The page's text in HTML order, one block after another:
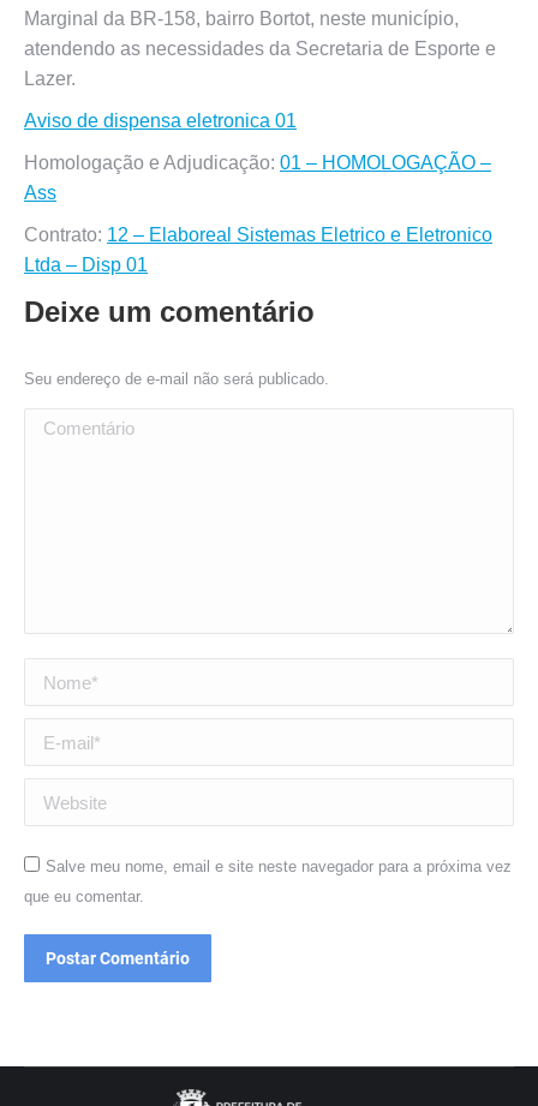
Marginal da BR-158, bairro Bortot, neste município,
atendendo as necessidades da Secretaria de Esporte e
Lazer.
Aviso de dispensa eletronica 01
Homologação e Adjudicação: 01 – HOMOLOGAÇÃO –
Ass
Contrato: 12 – Elaboreal Sistemas Eletrico e Eletronico
Ltda – Disp 01
Deixe um comentário
Seu endereço de e-mail não será publicado.
Comentário
Nome *
E-mail *
Website
Salve meu nome, email e site neste navegador para a próxima vez
que eu comentar.
Postar Comentário